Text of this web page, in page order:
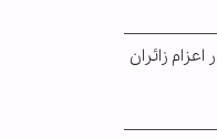
زائران